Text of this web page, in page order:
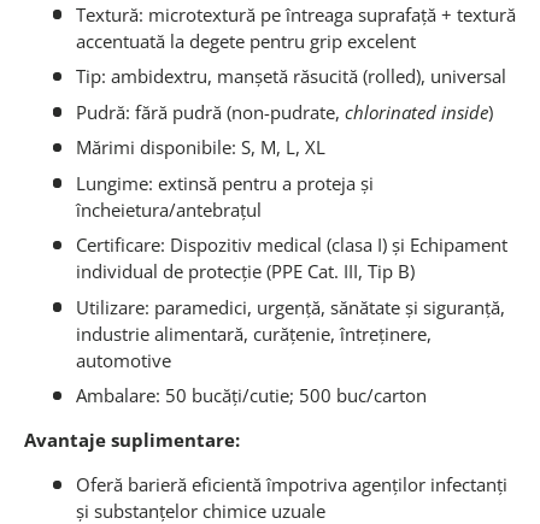
Textură: microtextură pe întreaga suprafață + textură
accentuată la degete pentru grip excelent
Tip: ambidextru, manșetă răsucită (rolled), universal
Pudră: fără pudră (non-pudrate, chlorinated inside)
Mărimi disponibile: S, M, L, XL
Lungime: extinsă pentru a proteja și
încheietura/antebrațul
Certificare: Dispozitiv medical (clasa I) și Echipament
individual de protecție (PPE Cat. III, Tip B)
Utilizare: paramedici, urgență, sănătate și siguranță,
industrie alimentară, curățenie, întreținere,
automotive
Ambalare: 50 bucăți/cutie; 500 buc/carton
Avantaje suplimentare:
Oferă barieră eficientă împotriva agenților infectanți
și substanțelor chimice uzuale